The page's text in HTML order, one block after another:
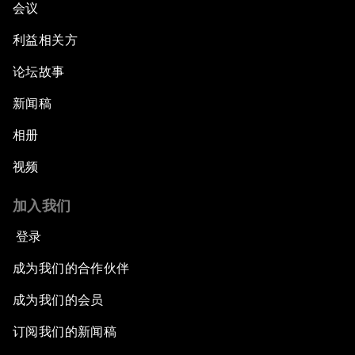
会议
利益相关方
论坛故事
新闻稿
相册
视频
加入我们
登录
成为我们的合作伙伴
成为我们的会员
订阅我们的新闻稿